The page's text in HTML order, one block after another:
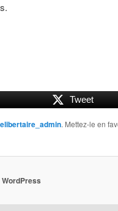
Tweet
. Mettez-le en